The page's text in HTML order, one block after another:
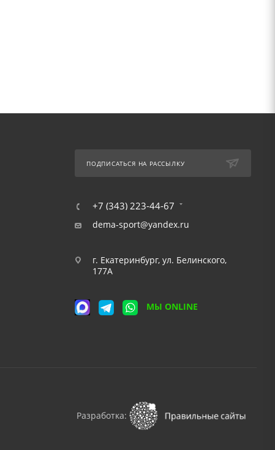
ПОДПИСАТЬСЯ НА РАССЫЛКУ
+7 (343) 223-44-67
dema-sport@yandex.ru
г. Екатеринбург, ул. Белинского,
177А
МЫ ONLINE
Разработка: